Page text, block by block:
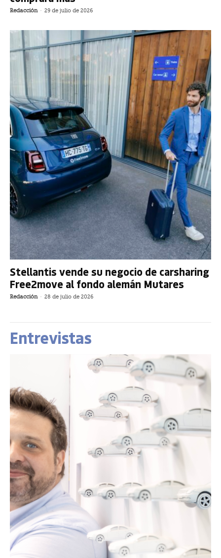
Redacción - 29 de julio de 2026
Stellantis vende su negocio de carsharing
Free2move al fondo alemán Mutares
Redacción - 28 de julio de 2026
Entrevistas